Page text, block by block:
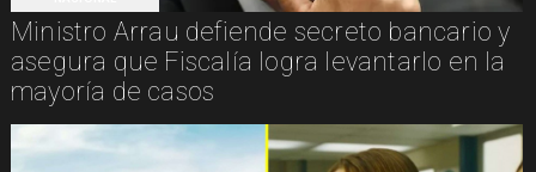
Ministro Arrau defiende secreto bancario y
asegura que Fiscalía logra levantarlo en la
mayoría de casos